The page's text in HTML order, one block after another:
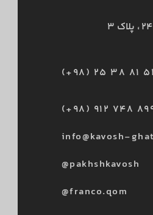
(+98) 25 38 81
(+98) 912 748
info@kavosh-
@pakhshkavosh
@franco.qom